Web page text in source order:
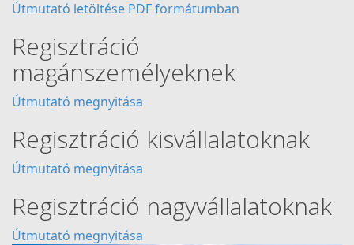
Útmutató letöltése PDF formátumban
Regisztráció
magánszemélyeknek
Útmutató megnyitása
Regisztráció kisvállalatoknak
Útmutató megnyitása
Regisztráció nagyvállalatoknak
Útmutató megnyitása